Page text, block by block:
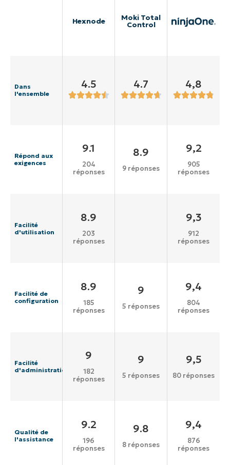
Hexnode Moki Total
Control
Dans
l'ensemble
4.5 4.7 4,8
Répond aux
exigences
9.1
204
réponses
8.9
9 réponses
9,2
905
réponses
Facilité
d'utilisation
8.9
203
réponses
9,3
912
réponses
Facilité de
configuration
8.9
185
réponses
9
5 réponses
9,4
804
réponses
Facilité
d'administration
9
182
réponses
9
5 réponses
9,5
80 réponses
Qualité de
l'assistance
9.2
196
réponses
9.8
8 réponses
9,4
876
réponses